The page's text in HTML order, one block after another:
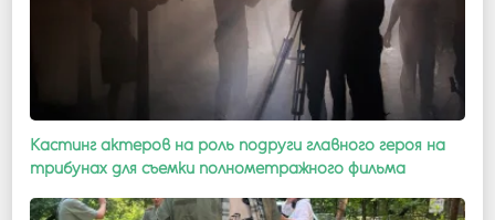
Кастинг актеров на роль подруги главного героя на
трибунах для съемки полнометражного фильма